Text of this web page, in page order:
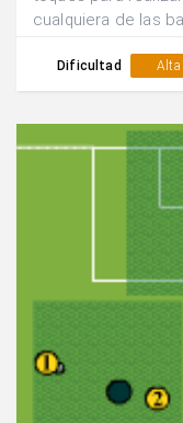
cualquiera de las
consiguen en 5
equipos.
Dificultad Alta